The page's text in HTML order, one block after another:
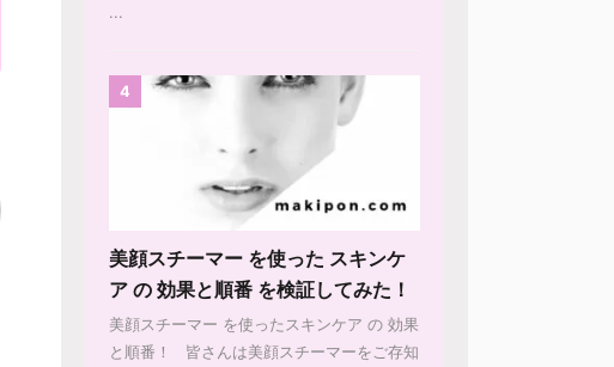
...
4
美顔スチーマー を使った スキンケ
ア の 効果と順番 を検証してみた！
美顔スチーマー を使ったスキンケア の 効果
と順番！ 皆さんは美顔スチーマーをご存知